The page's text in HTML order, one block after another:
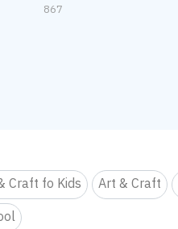
867
Craft fo Kids Art & Craft